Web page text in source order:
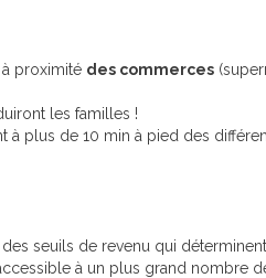
proximité des commerces
les familles !
à plus de 10 min à pied des
seuils de revenu qui
à un plus grand nombre